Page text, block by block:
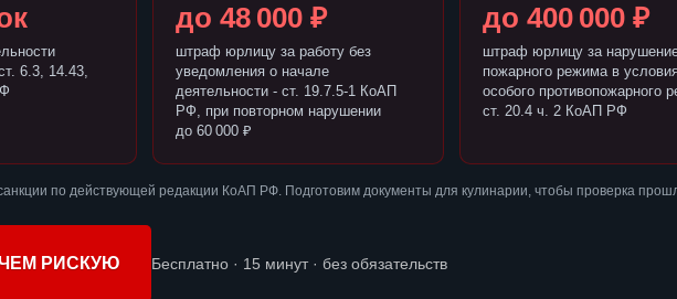
6.3, 14.43,
до 48 000 ₽
штраф юрлицу за работу без
уведомления о начале
деятельности - ст. 19.7.5-1 КоАП
РФ, при повторном нарушении
до 60 000 ₽
до 400 000 ₽
штраф юрлицу за
пожарного режима в
особого противопожарного
ст. 20.4 ч. 2 КоАП РФ
по действующей редакции КоАП РФ. Подготовим документы для кулинарии, чтобы проверка
РИСКУЮ Бесплатно · 15 минут · без обязательств